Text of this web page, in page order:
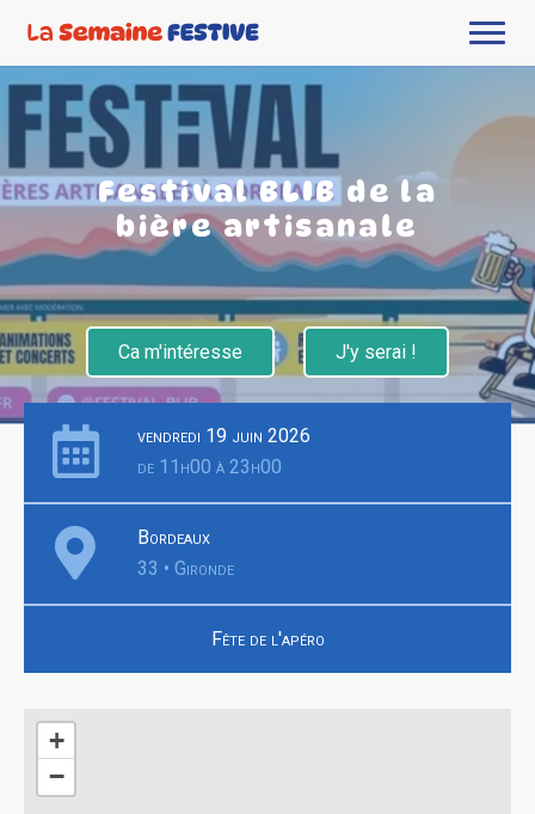
Festival BLIB de la
bière artisanale
Ca m'intéresse J'y serai !
vendredi 19 juin 2026
de 11h00 à 23h00
Bordeaux
33 • Gironde
Fête de l'apéro
+
−